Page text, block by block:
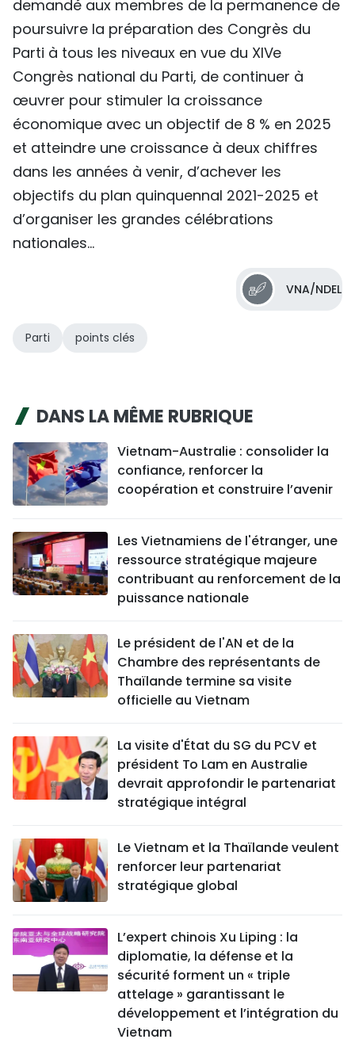
demandé aux membres de la permanence de
poursuivre la préparation des Congrès du
Parti à tous les niveaux en vue du XIVe
Congrès national du Parti, de continuer à
œuvrer pour stimuler la croissance
économique avec un objectif de 8 % en 2025
et atteindre une croissance à deux chiffres
dans les années à venir, d’achever les
objectifs du plan quinquennal 2021-2025 et
d’organiser les grandes célébrations
nationales...
VNA/NDEL
Parti points clés
DANS LA MÊME RUBRIQUE
Vietnam-Australie : consolider la
confiance, renforcer la
coopération et construire l’avenir
Les Vietnamiens de l'étranger, une
ressource stratégique majeure
contribuant au renforcement de la
puissance nationale
Le président de l'AN et de la
Chambre des représentants de
Thaïlande termine sa visite
officielle au Vietnam
La visite d'État du SG du PCV et
président To Lam en Australie
devrait approfondir le partenariat
stratégique intégral
Le Vietnam et la Thaïlande veulent
renforcer leur partenariat
stratégique global
L’expert chinois Xu Liping : la
diplomatie, la défense et la
sécurité forment un « triple
attelage » garantissant le
développement et l’intégration du
Vietnam